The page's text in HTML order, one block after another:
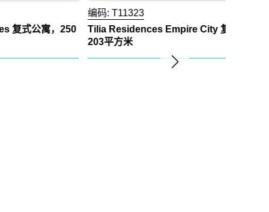
Residences Empire City 复式单位 – 景观绝美 –